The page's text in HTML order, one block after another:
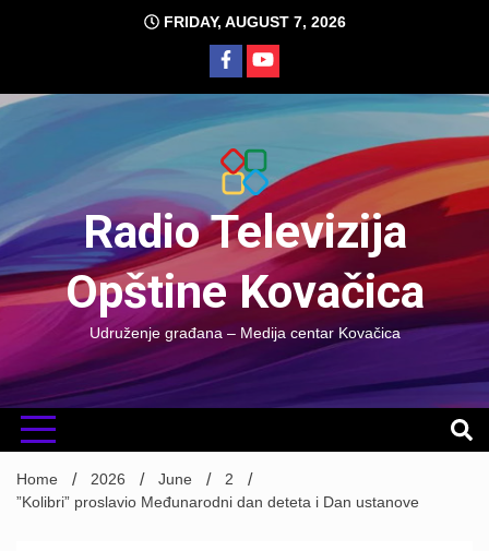
FRIDAY, AUGUST 7, 2026
Radio Televizija
Opštine Kovačica
Udruženje građana – Medija centar Kovačica
Home 2026 June
2
”Kolibri” proslavio Međunarodni dan deteta i Dan ustanove